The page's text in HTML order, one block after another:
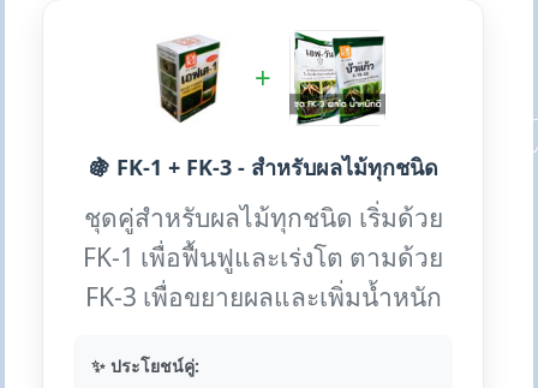
+
🍇 FK-1 + FK-3 - สำหรับผลไม้ทุกชนิด
ชุดคู่สำหรับผลไม้ทุกชนิด เริ่มด้วย
FK-1 เพื่อฟื้นฟูและเร่งโต ตามด้วย
FK-3 เพื่อขยายผลและเพิ่มน้ำหนัก
✨ ประโยชน์คู่: